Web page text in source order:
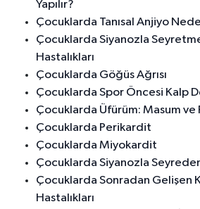
Yapılır?
Çocuklarda Tanısal Anjiyo
Çocuklarda Siyanozla
Hastalıkları
Çocuklarda Göğüs Ağrısı
Çocuklarda Spor Öncesi Kalp
Çocuklarda Üfürüm: Masum
Çocuklarda Perikardit
Çocuklarda Miyokardit
Çocuklarda Siyanozla
Çocuklarda Sonradan Gelişen
Hastalıkları